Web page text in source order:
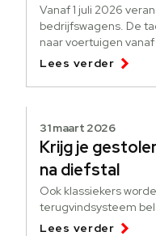
Vanaf 1 juli 2026
bedrijfswagens. De
naar voertuigen
goederen vervoeren.
Lees verder
31 maart 2026
Krijg je
na diefstal
Ook klassiekers
terugvindsysteem
Lees verder